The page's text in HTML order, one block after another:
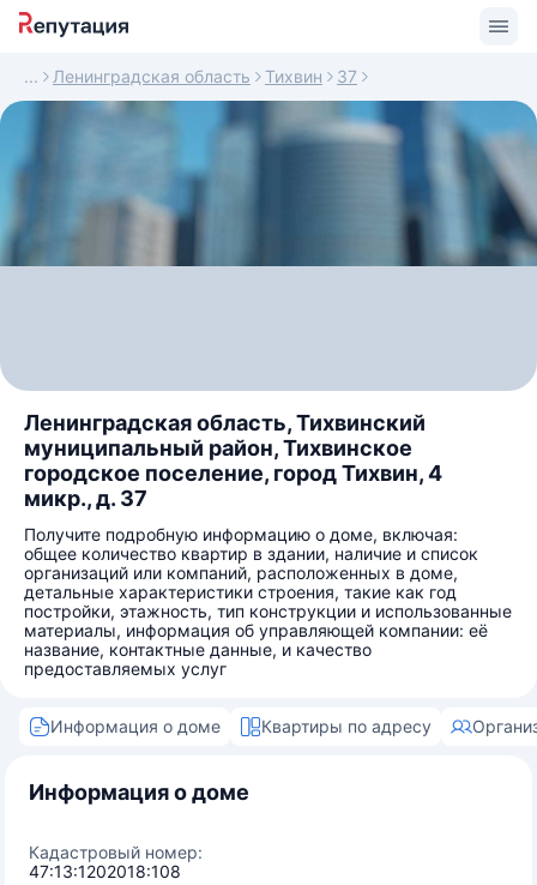
Ленинградская область Тихвин 37
Ленинградская область, Тихвинский
муниципальный район, Тихвинское
городское поселение, город Тихвин, 4
микр., д. 37
Получите подробную информацию о доме, включая:
общее количество квартир в здании, наличие и список
организаций или компаний, расположенных в доме,
детальные характеристики строения, такие как год
постройки, этажность, тип конструкции и использованные
материалы, информация об управляющей компании: её
название, контактные данные, и качество
предоставляемых услуг
Информация о доме Квартиры по адресу
Информация о доме
Кадастровый номер:
47:13:1202018:108